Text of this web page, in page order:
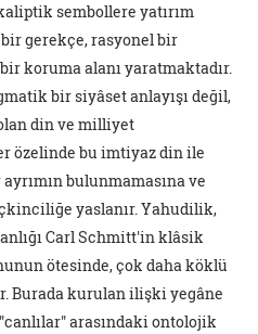
sembollere yatırım
gerekçe, rasyonel bir
koruma alanı yaratmaktadır.
bir siyâset anlayışı değil,
din ve milliyet
özelinde bu imtiyaz din ile
bulunmamasına ve
yaslanır. Yahudilik,
Carl Schmitt'in klâsik
ötesinde, çok daha köklü
Burada kurulan ilişki yegâne
arasındaki ontolojik